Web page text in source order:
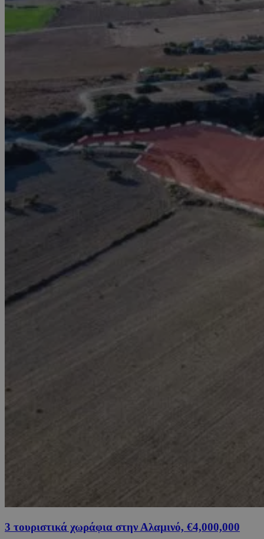
3 τουριστικά χωράφια στην Αλαμινό, €4,000,000